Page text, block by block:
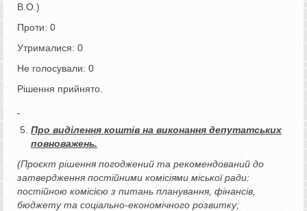
В.О.)
Проти: 0
Утрималися: 0
Не голосували: 0
Рішення прийнято.
Про виділення коштів на виконання депутатських
повноважень.
(Проєкт рішення погоджений та рекомендований до
затвердження постійними комісіями міської ради:
постійною комісією з питань планування, фінансів,
бюджету та соціально-економічного розвитку;